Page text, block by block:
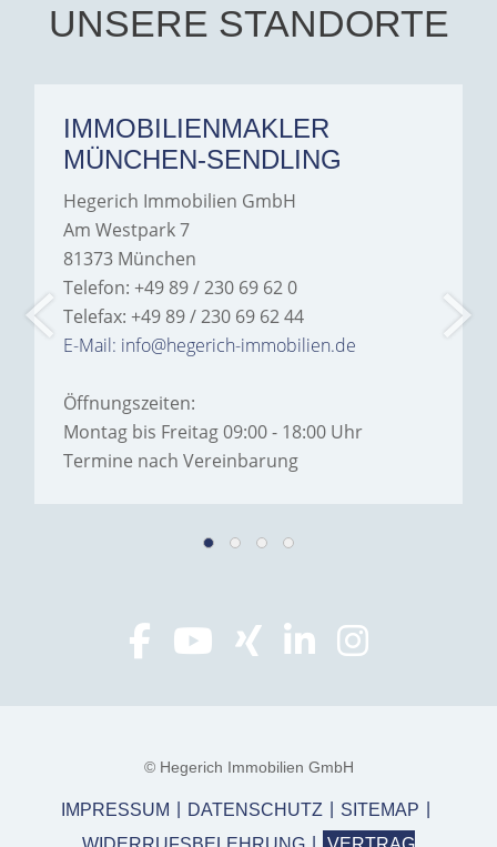
Hegerich Immobilien to
anyone looking for a home.
UNSERE STANDORTE
IMMOBILIENMAKLER
MÜNCHEN-SENDLING
Hegerich Immobilien GmbH
Am Westpark 7
81373 München
Telefon: +49 89 / 230 69 62 0
Telefax: +49 89 / 230 69 62 44
E-Mail: info@hegerich-immobilien.de
Öffnungszeiten:
Montag bis Freitag 09:00 - 18:00 Uhr
Termine nach Vereinbarung
© Hegerich Immobilien GmbH
IMPRESSUM DATENSCHUTZ
SITEMAP